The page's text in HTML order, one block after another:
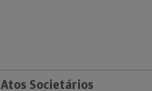
Atos Societários